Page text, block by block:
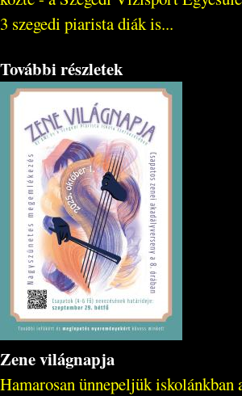
3 szegedi piarista diák is...
További részletek
Zene világnapja
Hamarosan ünnepeljük iskolánkban